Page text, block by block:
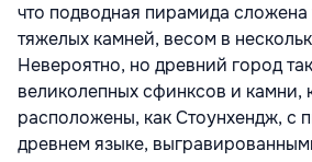
что подводная пирамида сложена
тяжелых камней, весом в
Невероятно, но древний город
великолепных сфинксов и камни,
расположены, как Стоунхендж, с
древнем языке,